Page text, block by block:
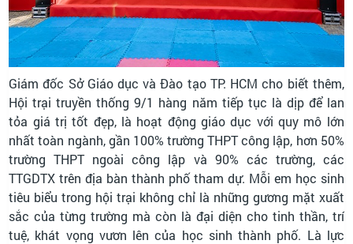
Giám đốc Sở Giáo dục và Đào tạo TP. HCM cho biết thêm,
Hội trại truyền thống 9/1 hàng năm tiếp tục là dịp để lan
tỏa giá trị tốt đẹp, là hoạt động giáo dục với quy mô lớn
nhất toàn ngành, gần 100% trường THPT công lập, hơn 50%
trường THPT ngoài công lập và 90% các trường, các
TTGDTX trên địa bàn thành phố tham dự. Mỗi em học sinh
tiêu biểu trong hội trại không chỉ là những gương mặt xuất
sắc của từng trường mà còn là đại diện cho tinh thần, trí
tuệ, khát vọng vươn lên của học sinh thành phố. Là lực